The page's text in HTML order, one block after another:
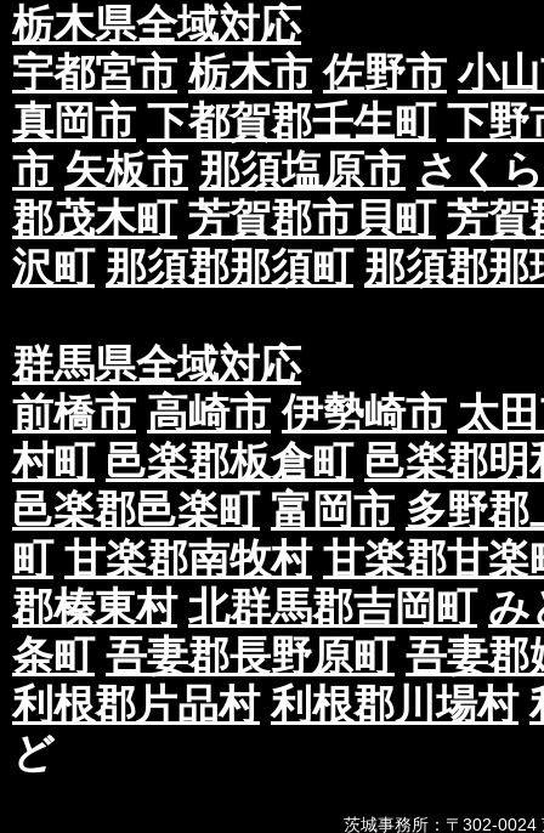
栃木県全域対応
宇都宮市 栃木市 佐野市 小
真岡市 下都賀郡壬生町 下野
市 矢板市 那須塩原市 さく
郡茂木町 芳賀郡市貝町 芳賀
沢町 那須郡那須町 那須郡那
群馬県全域対応
前橋市 高崎市 伊勢崎市 太
村町 邑楽郡板倉町 邑楽郡明
邑楽郡邑楽町 富岡市 多野郡
町 甘楽郡南牧村 甘楽郡甘楽
郡榛東村 北群馬郡吉岡町 み
条町 吾妻郡長野原町 吾妻郡
利根郡片品村 利根郡川場村
ど
茨城事務所：〒302-0024